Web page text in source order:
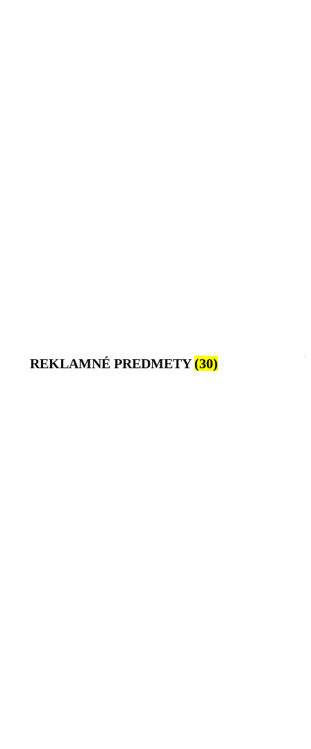
REKLAMNÉ PREDMETY(30)